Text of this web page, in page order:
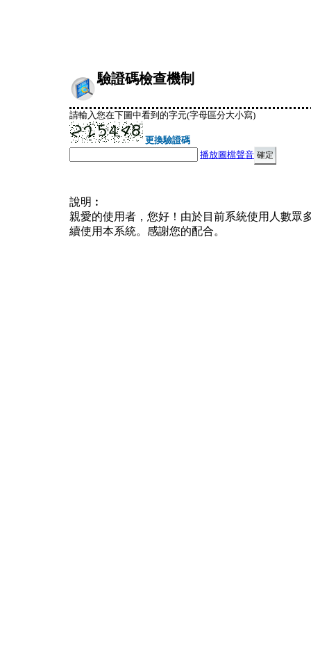
驗證碼檢查機制
請輸入您在下圖中看到的字元(字母區分大小寫)
更換驗證碼
播放圖檔聲音
說明︰
親愛的使用者，您好！由於目前系統使用人數眾
續使用本系統。感謝您的配合。